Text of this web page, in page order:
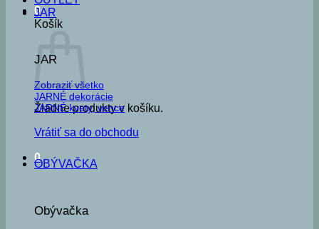
0
Košík
Žiadne produkty v košíku.
Vrátiť sa do obchodu
0
JAR
JAR
Zobraziť všetko
JARNÉ dekorácie
JARNÉ kvety, vence
OBÝVAČKA
Obývačka